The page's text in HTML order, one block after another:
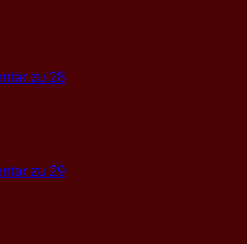
zu 28
zu 29